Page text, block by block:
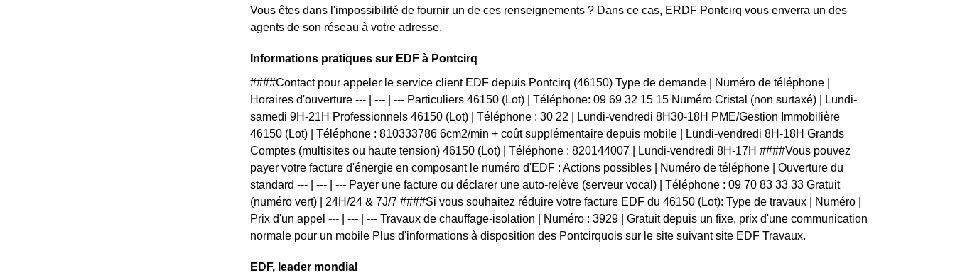
Vous êtes dans l'impossibilité de fournir un de ces renseignements ? Dans ce cas, ERDF Pontcirq vous enverra un des
agents de son réseau à votre adresse.
Informations pratiques sur EDF à Pontcirq
####Contact pour appeler le service client EDF depuis Pontcirq (46150) Type de demande | Numéro de téléphone |
Horaires d'ouverture --- | --- | --- Particuliers 46150 (Lot) | Téléphone: 09 69 32 15 15 Numéro Cristal (non surtaxé) | Lundi-
samedi 9H-21H Professionnels 46150 (Lot) | Téléphone : 30 22 | Lundi-vendredi 8H30-18H PME/Gestion Immobilière
46150 (Lot) | Téléphone : 810333786 6cm2/min + coût supplémentaire depuis mobile | Lundi-vendredi 8H-18H Grands
Comptes (multisites ou haute tension) 46150 (Lot) | Téléphone : 820144007 | Lundi-vendredi 8H-17H ####Vous pouvez
payer votre facture d'énergie en composant le numéro d'EDF : Actions possibles | Numéro de téléphone | Ouverture du
standard --- | --- | --- Payer une facture ou déclarer une auto-relève (serveur vocal) | Téléphone : 09 70 83 33 33 Gratuit
(numéro vert) | 24H/24 & 7J/7 ####Si vous souhaitez réduire votre facture EDF du 46150 (Lot): Type de travaux | Numéro |
Prix d'un appel --- | --- | --- Travaux de chauffage-isolation | Numéro : 3929 | Gratuit depuis un fixe, prix d'une communication
normale pour un mobile Plus d'informations à disposition des Pontcirquois sur le site suivant site EDF Travaux.
EDF, leader mondial